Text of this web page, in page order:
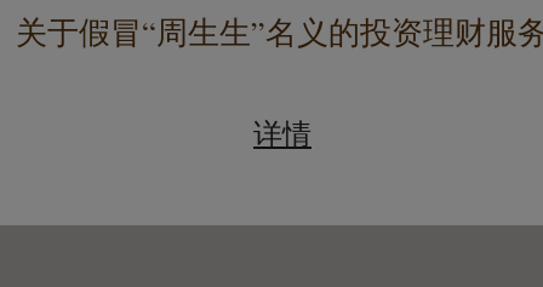
关于假冒“周生生”名义的投资理财服
详情